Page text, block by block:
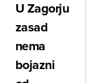
U Zagorju
zasad
nema
bojazni